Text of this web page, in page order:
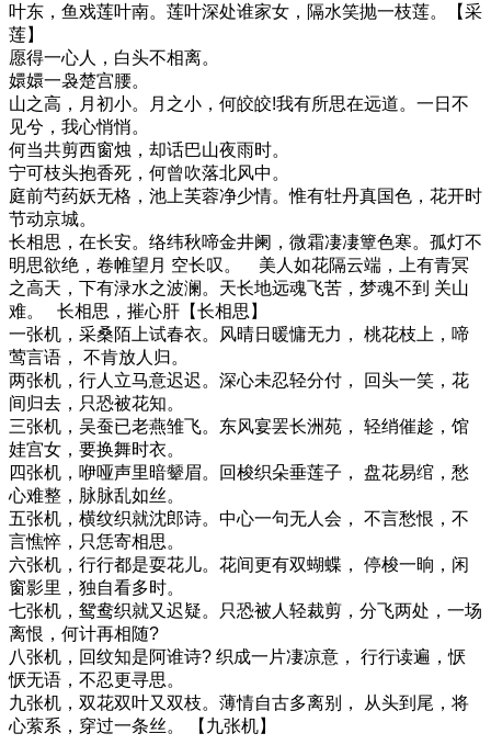
叶东，鱼戏莲叶南。莲叶深处谁家女，隔水笑抛一枝莲。【采
莲】
愿得一心人，白头不相离。
嬛嬛一袅楚宫腰。
山之高，月初小。月之小，何皎皎!我有所思在远道。一日不
见兮，我心悄悄。
何当共剪西窗烛，却话巴山夜雨时。
宁可枝头抱香死，何曾吹落北风中。
庭前芍药妖无格，池上芙蓉净少情。惟有牡丹真国色，花开时
节动京城。
长相思，在长安。络纬秋啼金井阑，微霜凄凄簟色寒。孤灯不
明思欲绝，卷帷望月 空长叹。 美人如花隔云端，上有青冥
之高天，下有渌水之波澜。天长地远魂飞苦，梦魂不到 关山
难。 长相思，摧心肝【长相思】
一张机，采桑陌上试春衣。风晴日暖慵无力， 桃花枝上，啼
莺言语， 不肯放人归。
两张机，行人立马意迟迟。深心未忍轻分付， 回头一笑，花
间归去，只恐被花知。
三张机，吴蚕已老燕雏飞。东风宴罢长洲苑， 轻绡催趁，馆
娃宫女，要换舞时衣。
四张机，咿哑声里暗颦眉。回梭织朵垂莲子， 盘花易绾，愁
心难整，脉脉乱如丝。
五张机，横纹织就沈郎诗。中心一句无人会， 不言愁恨，不
言憔悴，只恁寄相思。
六张机，行行都是耍花儿。花间更有双蝴蝶， 停梭一晌，闲
窗影里，独自看多时。
七张机，鸳鸯织就又迟疑。只恐被人轻裁剪，分飞两处，一场
离恨，何计再相随?
八张机，回纹知是阿谁诗? 织成一片凄凉意， 行行读遍，恹
恹无语，不忍更寻思。
九张机，双花双叶又双枝。薄情自古多离别， 从头到尾，将
心萦系，穿过一条丝。 【九张机】